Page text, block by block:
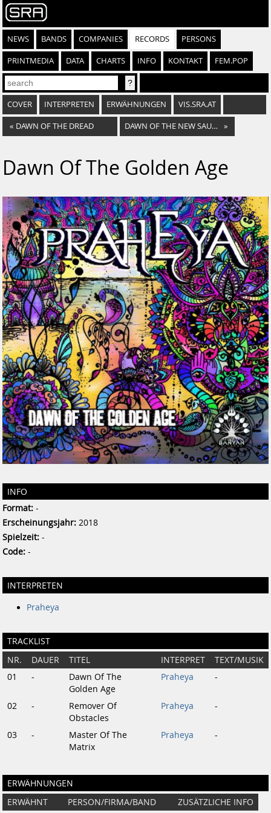
NEWS BANDS COMPANIES RECORDS PERSONS
PRINTMEDIA DATA CHARTS INFO KONTAKT FEM.POP
COVER INTERPRETEN ERWÄHNUNGEN VIS.SRA.AT
« DAWN OF THE DREAD DAWN OF THE NEW SAUCE-AGE »
Dawn Of The Golden Age
INFO
Format: -
Erscheinungsjahr: 2018
Spielzeit: -
Code: -
INTERPRETEN
Praheya
TRACKLIST
NR. DAUER TITEL INTERPRET
TEXT/MUSIK
01
-
Dawn Of The
Golden Age
Praheya -
02 -
Remover Of
Obstacles
Praheya -
03 -
Master Of The
Matrix
Praheya -
ERWÄHNUNGEN
ERWÄHNT PERSON/FIRMA/BAND ZUSÄTZLICHE INFO